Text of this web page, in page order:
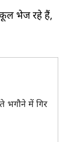
स्कूल भेज रहे हैं,
भगौने में गिर